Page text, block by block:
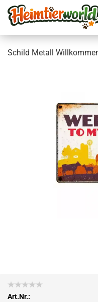
Schild Me­tall
Art.Nr.: